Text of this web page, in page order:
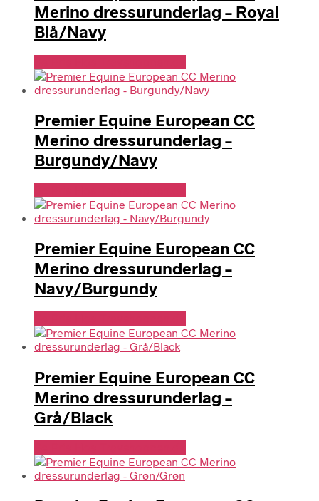
Merino dressurunderlag – Royal
Blå/Navy
Premier Equine European CC
Merino dressurunderlag –
Burgundy/Navy
Premier Equine European CC
Merino dressurunderlag –
Navy/Burgundy
Premier Equine European CC
Merino dressurunderlag –
Grå/Black